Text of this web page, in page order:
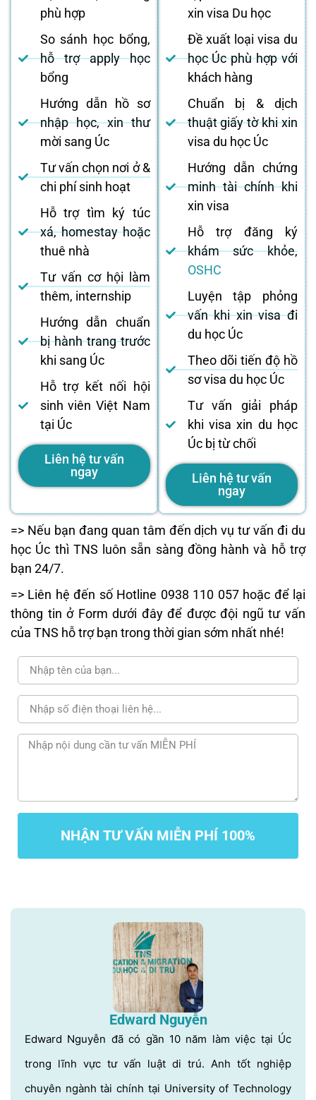
phù hợp
So sánh học bổng,
hỗ trợ apply học
bổng
Hướng dẫn hồ sơ
nhập học, xin thư
mời sang Úc
Tư vấn chọn nơi ở &
chi phí sinh hoạt
Hỗ trợ tìm ký túc
xá, homestay hoặc
thuê nhà
Tư vấn cơ hội làm
thêm, internship
Hướng dẫn chuẩn
bị hành trang trước
khi sang Úc
Hỗ trợ kết nối hội
sinh viên Việt Nam
tại Úc
Liên hệ tư vấn
ngay
xin visa Du học
Đề xuất loại visa du
học Úc phù hợp với
khách hàng
Chuẩn bị & dịch
thuật giấy tờ khi xin
visa du học Úc
Hướng dẫn chứng
minh tài chính khi
xin visa
Hỗ trợ đăng ký
khám sức khỏe,
OSHC
Luyện tập phỏng
vấn khi xin visa đi
du học Úc
Theo dõi tiến độ hồ
sơ visa du học Úc
Tư vấn giải pháp
khi visa xin du học
Úc bị từ chối
Liên hệ tư vấn
ngay
=> Nếu bạn đang quan tâm đến dịch vụ tư vấn đi du
học Úc thì TNS luôn sẵn sàng đồng hành và hỗ trợ
bạn 24/7.
=> Liên hệ đến số Hotline 0938 110 057 hoặc để lại
thông tin ở Form dưới đây để được đội ngũ tư vấn
của TNS hỗ trợ bạn trong thời gian sớm nhất nhé!
NHẬN TƯ VẤN MIỄN PHÍ 100%
Edward Nguyễn
Edward Nguyễn đã có gần 10 năm làm việc tại Úc
trong lĩnh vực tư vấn luật di trú. Anh tốt nghiệp
chuyên ngành tài chính tại University of Technology